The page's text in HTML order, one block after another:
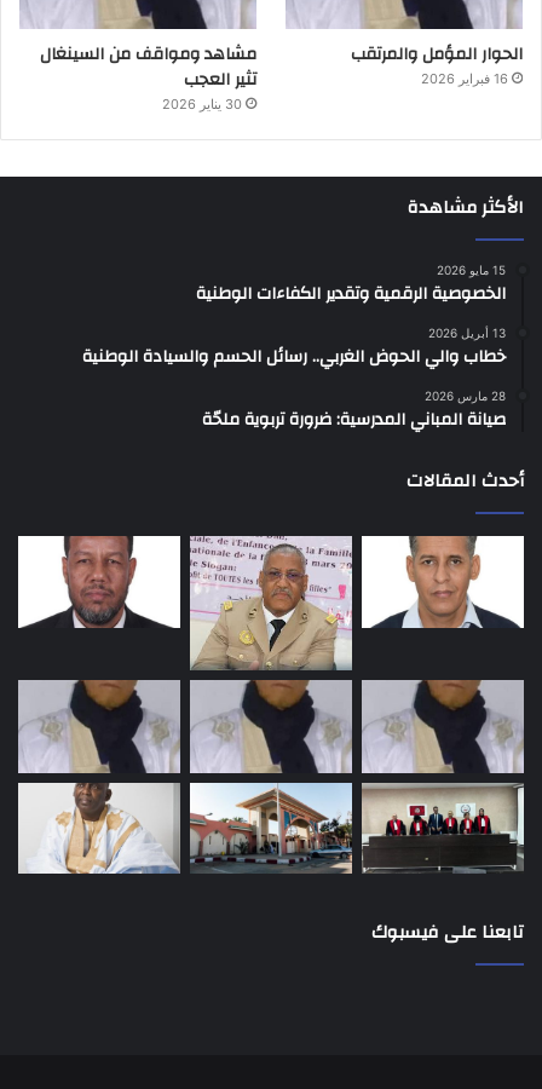
الحوار المؤمل والمرتقب
16 فبراير 2026
مشاهد ومواقف من السينغال
تثير العجب
30 يناير 2026
الأكثر مشاهدة
15 مايو 2026
الخصوصية الرقمية وتقدير الكفاءات الوطنية
13 أبريل 2026
خطاب والي الحوض الغربي.. رسائل الحسم والسيادة الوطنية
28 مارس 2026
صيانة المباني المدرسية: ضرورة تربوية ملحّة
أحدث المقالات
تابعنا على فيسبوك